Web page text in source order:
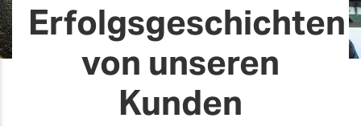
Erfolgsgeschichten
von unseren
Kunden